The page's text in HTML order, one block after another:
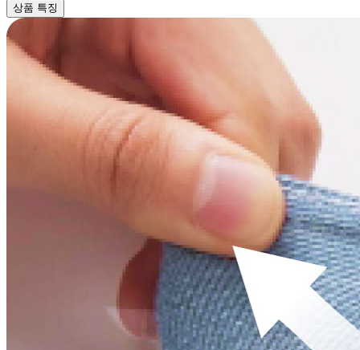
상품 특징